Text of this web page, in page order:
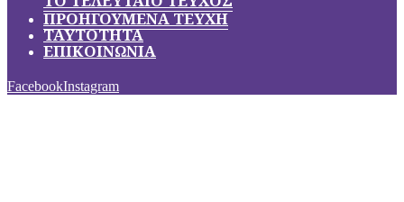
ΠΡΟΗΓΟΥΜΕΝΑ ΤΕΥΧΗ
ΤΑΥΤΟΤΗΤΑ
ΕΠΙΚΟΙΝΩΝΙΑ
FacebookInstagram